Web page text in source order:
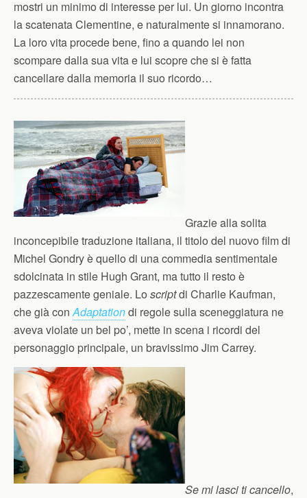
mostri un minimo di interesse per lui. Un giorno incontra
la scatenata Clementine, e naturalmente si innamorano.
La loro vita procede bene, fino a quando lei non
scompare dalla sua vita e lui scopre che si è fatta
cancellare dalla memoria il suo ricordo…
Grazie alla solita
inconcepibile traduzione italiana, il titolo del nuovo film di
Michel Gondry è quello di una commedia sentimentale
sdolcinata in stile Hugh Grant, ma tutto il resto è
pazzescamente geniale. Lo scriptdi Charlie Kaufman,
che già conAdaptationdi regole sulla sceneggiatura ne
aveva violate un bel po’, mette in scena i ricordi del
personaggio principale, un bravissimo Jim Carrey.
Se mi lasci ti cancello,